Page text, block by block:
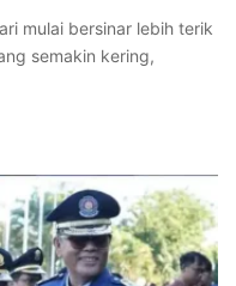
mulai bersinar lebih terik
semakin kering,